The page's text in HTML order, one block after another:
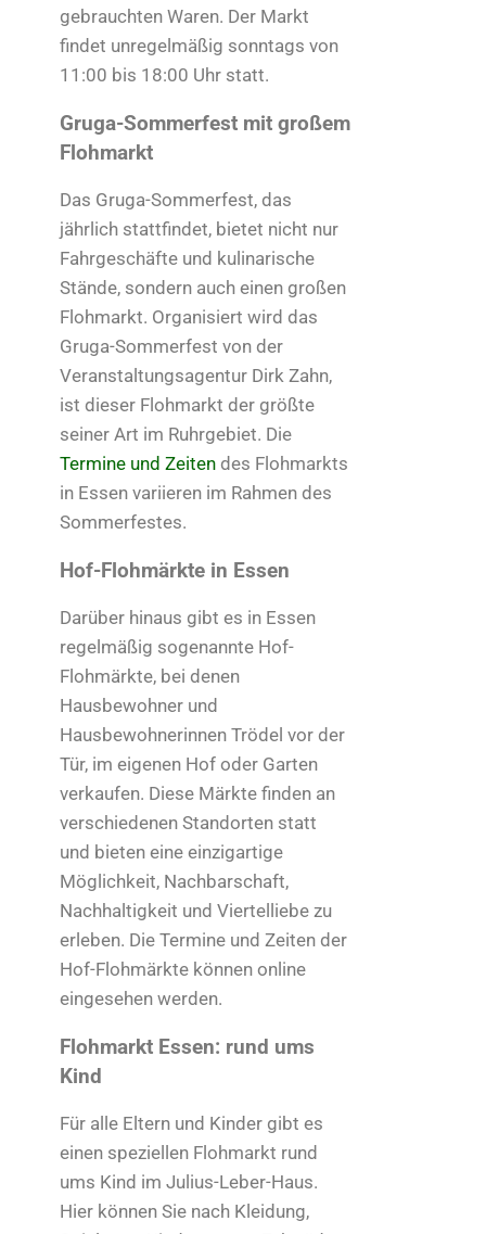
gebrauchten Waren. Der Markt
findet unregelmäßig sonntags von
11:00 bis 18:00 Uhr statt.
Gruga-Sommerfest mit großem
Flohmarkt
Das Gruga-Sommerfest, das
jährlich stattfindet, bietet nicht nur
Fahrgeschäfte und kulinarische
Stände, sondern auch einen großen
Flohmarkt. Organisiert wird das
Gruga-Sommerfest von der
Veranstaltungsagentur Dirk Zahn,
ist dieser Flohmarkt der größte
seiner Art im Ruhrgebiet. Die
Termine und Zeiten des Flohmarkts
in Essen variieren im Rahmen des
Sommerfestes.
Hof-Flohmärkte in Essen
Darüber hinaus gibt es in Essen
regelmäßig sogenannte Hof-
Flohmärkte, bei denen
Hausbewohner und
Hausbewohnerinnen Trödel vor der
Tür, im eigenen Hof oder Garten
verkaufen. Diese Märkte finden an
verschiedenen Standorten statt
und bieten eine einzigartige
Möglichkeit, Nachbarschaft,
Nachhaltigkeit und Viertelliebe zu
erleben. Die Termine und Zeiten der
Hof-Flohmärkte können online
eingesehen werden.
Flohmarkt Essen: rund ums
Kind
Für alle Eltern und Kinder gibt es
einen speziellen Flohmarkt rund
ums Kind im Julius-Leber-Haus.
Hier können Sie nach Kleidung,